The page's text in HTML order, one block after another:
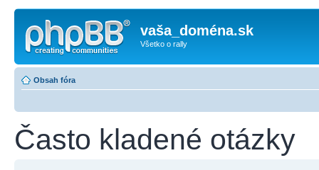
vaša_doména.sk
Všetko o rally
Obsah fóra
Často kladené otázky